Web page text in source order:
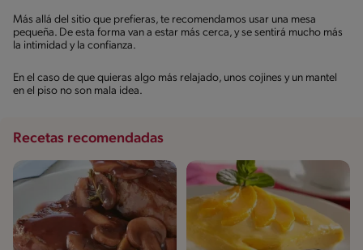
Más allá del sitio que prefieras, te recomendamos usar una mesa
pequeña. De esta forma van a estar más cerca, y se sentirá mucho más
la intimidad y la confianza.
En el caso de que quieras algo más relajado, unos cojines y un mantel
en el piso no son mala idea.
Recetas recomendadas